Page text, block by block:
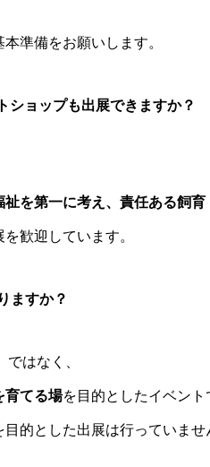
準備をお願いします。
ショップも出展できますか？
祉を第一に考え、責任ある飼
を歓迎しています。
ますか？
はなく、
育てる場を目的としたイベント
的とした出展は行っていませ